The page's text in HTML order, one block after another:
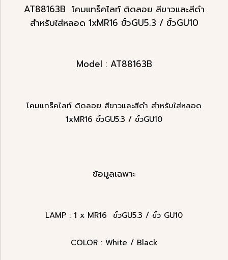
AT88163B โคมแทร็คไลท์ ติดลอย สีขาวและสีดำ
สำหรับใส่หลอด 1xMR16 ขั้วGU5.3 / ขั้วGU10
Model : AT88163B
โคมแทร็คไลท์ ติดลอย สีขาวและสีดำ สำหรับใส่หลอด
1xMR16 ขั้วGU5.3 / ขั้วGU10
ข้อมูลเฉพาะ
LAMP : 1 x MR16 ขั้วGU5.3 / ขั้ว GU10
COLOR : White / Black